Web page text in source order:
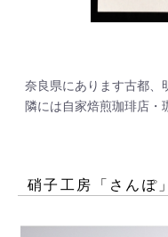
奈良県にあります古都、
硝子工房「さんぽ」